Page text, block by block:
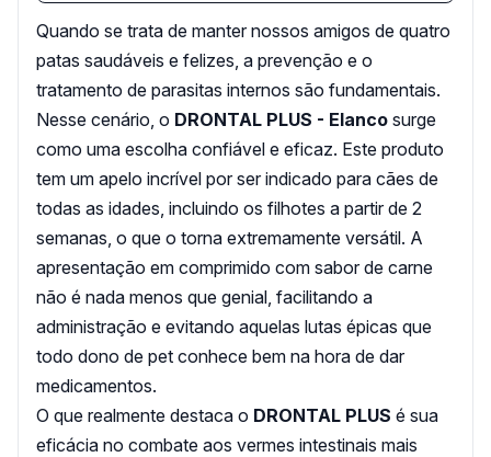
Quando se trata de manter nossos amigos de quatro
patas saudáveis ​​e felizes, a prevenção e o
tratamento de parasitas internos são fundamentais.
Nesse cenário, o DRONTAL PLUS - Elanco surge
como uma escolha confiável e eficaz. Este produto
tem um apelo incrível por ser indicado para cães de
todas as idades, incluindo os filhotes a partir de 2
semanas, o que o torna extremamente versátil. A
apresentação em comprimido com sabor de carne
não é nada menos que genial, facilitando a
administração e evitando aquelas lutas épicas que
todo dono de pet conhece bem na hora de dar
medicamentos.
O que realmente destaca o DRONTAL PLUS é sua
eficácia no combate aos vermes intestinais mais